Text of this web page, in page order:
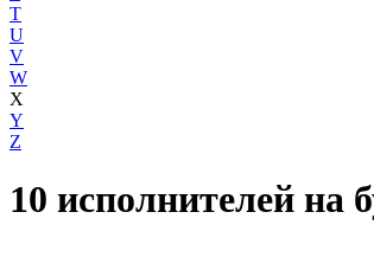
T
U
V
W
X
Y
Z
10 исполнителей на